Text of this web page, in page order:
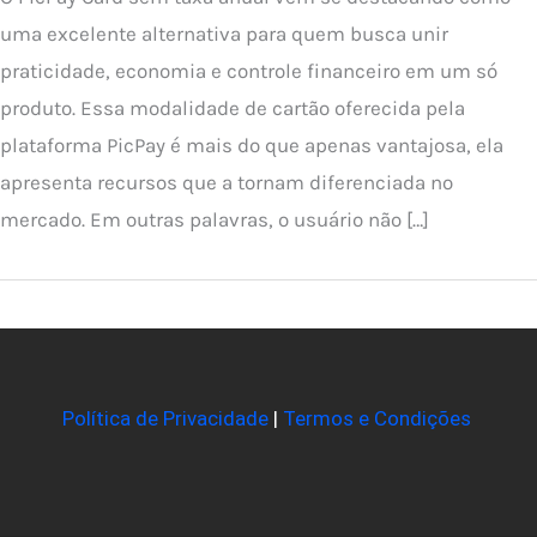
uma excelente alternativa para quem busca unir
praticidade, economia e controle financeiro em um só
produto. Essa modalidade de cartão oferecida pela
plataforma PicPay é mais do que apenas vantajosa, ela
apresenta recursos que a tornam diferenciada no
mercado. Em outras palavras, o usuário não […]
Política de Privacidade| Termos e Condições